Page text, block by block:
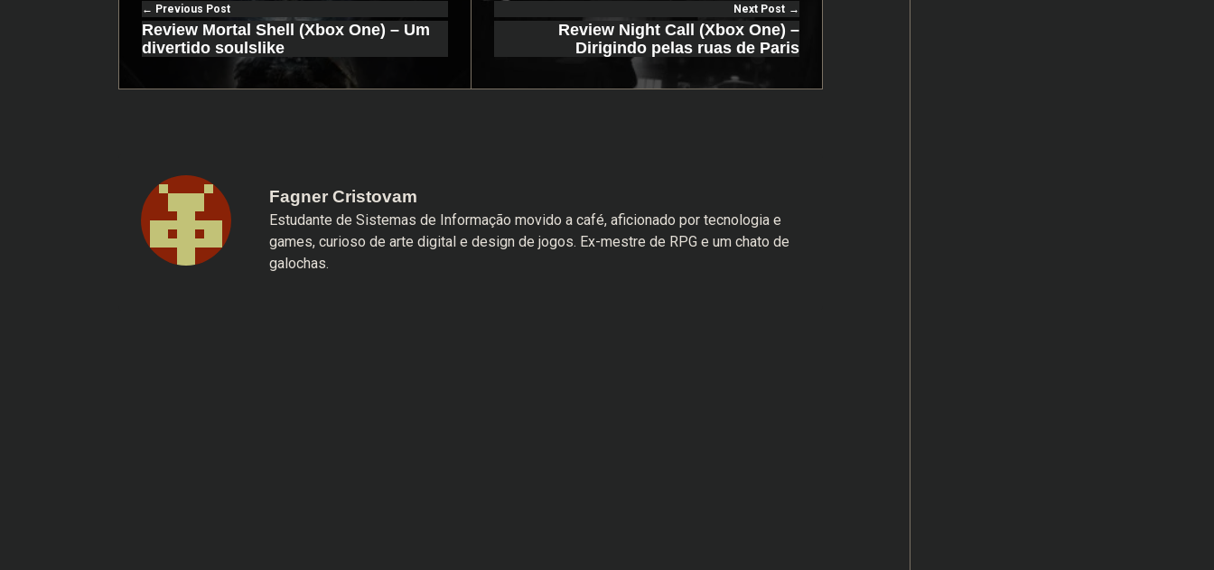
Previous Post
Review Mortal Shell (Xbox One) – Um
divertido soulslike
Next Post
Review Night Call (Xbox One) –
Dirigindo pelas ruas de Paris
Fagner Cristovam
Estudante de Sistemas de Informação movido a café, aficionado por tecnologia e
games, curioso de arte digital e design de jogos. Ex-mestre de RPG e um chato de
galochas.